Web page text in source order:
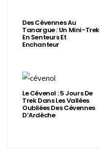
Des Cévennes Au
Tanargue : Un Mini-Trek
En Senteurs Et
Enchanteur
Le Cévenol : 5 Jours De
Trek Dans Les Vallées
Oubliées Des Cévennes
D’Ardèche